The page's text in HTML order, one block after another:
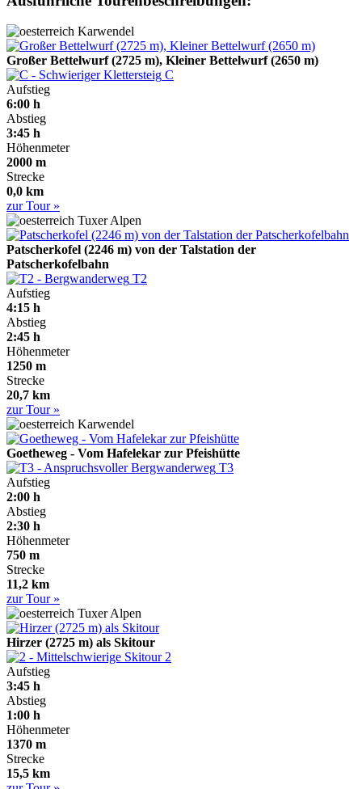
Karwendel
Großer Bettelwurf (2725 m), Kleiner Bettelwurf (2650 m)
C
Aufstieg
6:00 h
Abstieg
3:45 h
Höhenmeter
2000 m
Strecke
0,0 km
zur Tour »
Tuxer Alpen
Patscherkofel (2246 m) von der Talstation der
Patscherkofelbahn
T2
Aufstieg
4:15 h
Abstieg
2:45 h
Höhenmeter
1250 m
Strecke
20,7 km
zur Tour »
Karwendel
Goetheweg - Vom Hafelekar zur Pfeishütte
T3
Aufstieg
2:00 h
Abstieg
2:30 h
Höhenmeter
750 m
Strecke
11,2 km
zur Tour »
Tuxer Alpen
Hirzer (2725 m) als Skitour
2
Aufstieg
3:45 h
Abstieg
1:00 h
Höhenmeter
1370 m
Strecke
15,5 km